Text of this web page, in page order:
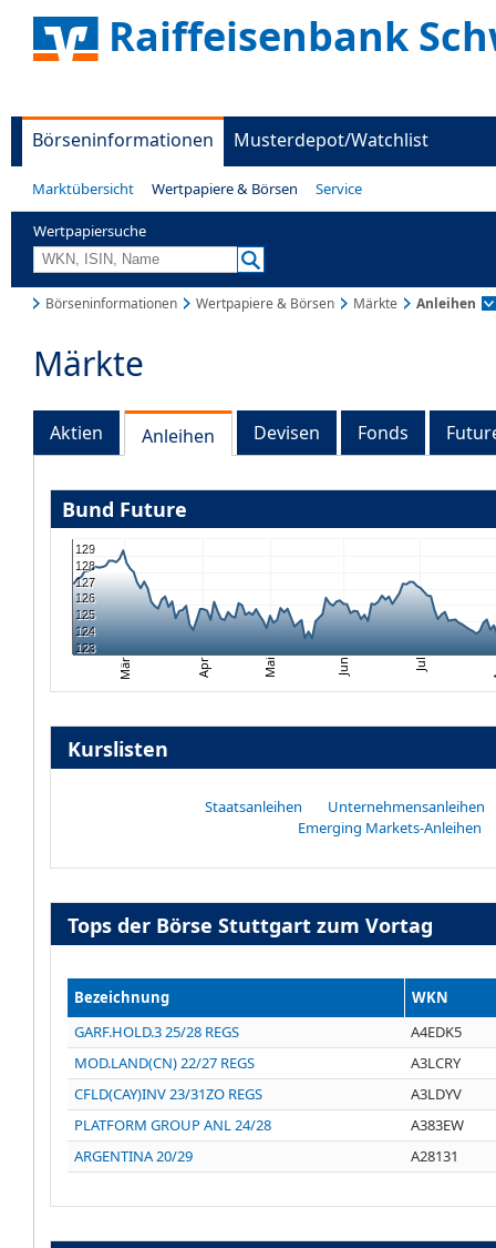
Raiffeisenbank
Börseninformationen Musterdepot/Watchlist
Marktübersicht Wertpapiere & Börsen Service
Wertpapiersuche
Börseninformationen Wertpapiere & Börsen Märkte Anleihen
Märkte
Aktien Anleihen Devisen Fonds
Bund Future
Mär Apr Mai Jun Jul
123
124
125
126
127
128
129
Kurslisten
Staatsanleihen
Unternehmensanleihen
Emerging Markets-Anleihen
Tops der Börse Stuttgart zum Vortag
Bezeichnung
WKN
GARF.HOLD.3 25/28 REGS
A4EDK5
MOD.LAND(CN) 22/27 REGS
A3LCRY
CFLD(CAY)INV 23/31ZO REGS
A3LDYV
PLATFORM GROUP ANL 24/28
A383EW
ARGENTINA 20/29
A28131